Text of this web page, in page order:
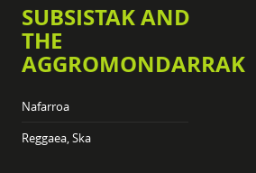
SUBSISTAK AND
THE
AGGROMONDARRAK
Nafarroa
Reggaea, Ska